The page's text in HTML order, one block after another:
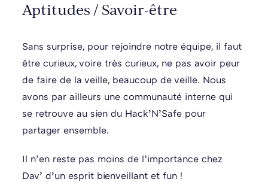
Aptitudes / Savoir-être
Sans surprise, pour rejoindre notre équipe, il faut
être curieux, voire très curieux, ne pas avoir peur
de faire de la veille, beaucoup de veille. Nous
avons par ailleurs une communauté interne qui
se retrouve au sien du Hack’N’Safe pour
partager ensemble.
Il n’en reste pas moins de l’importance chez
Dav’ d’un esprit bienveillant et fun !